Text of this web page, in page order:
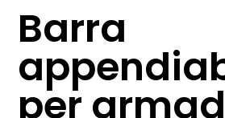
Barra
per